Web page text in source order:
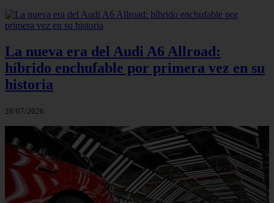
La nueva era del Audi A6 Allroad:
híbrido enchufable por primera vez en su
historia
28/07/2026